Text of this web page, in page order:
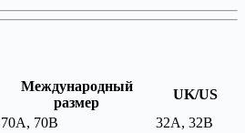
Международный
размер
UK/US
70A, 70B
32A, 32B